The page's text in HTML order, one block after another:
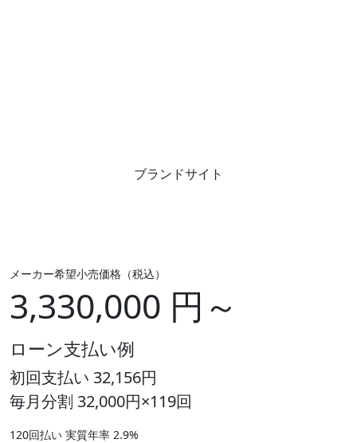
ブランドサイト
メーカー希望小売価格（税込）
3,330,000 円～
ローン支払い例
初回支払い 32,156円
毎月分割 32,000円×119回
120回払い 実質年率 2.9%